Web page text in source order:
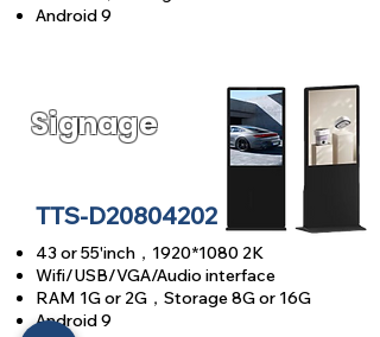
Android 9
Signage
TTS-D20804202
43 or 55'inch，1920*1080 2K
Wifi/USB/VGA/Audio interface
RAM 1G or 2G，Storage 8G or 16G
Android 9